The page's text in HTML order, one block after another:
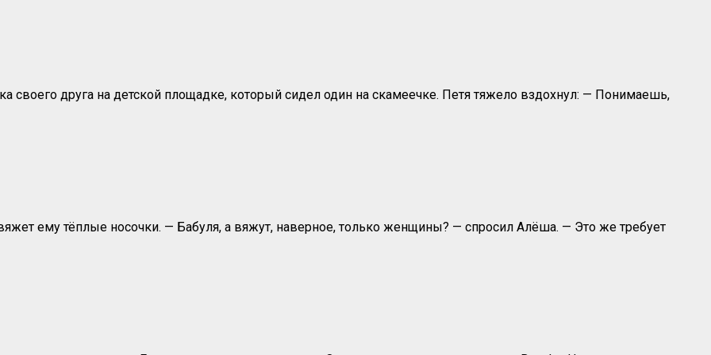
своего друга на детской площадке, который сидел один на скамеечке. Петя тяжело вздохнул: — Понимаешь,
ему тёплые носочки. — Бабуля, а вяжут, наверное, только женщины? — спросил Алёша. — Это же требует